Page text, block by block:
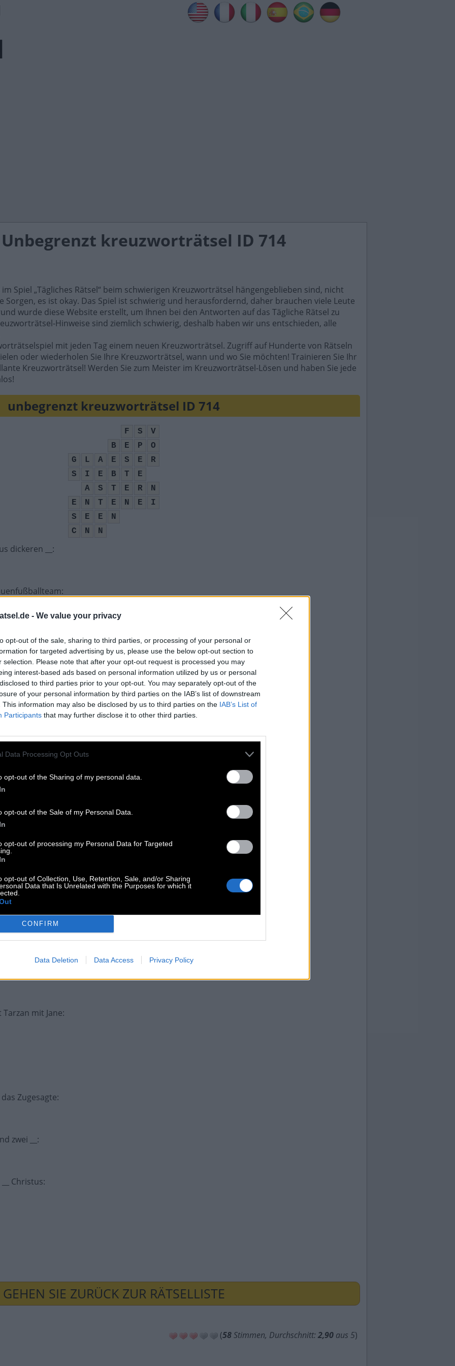
- We value your privacy
opt-out of the sale, sharing to third parties, or processing of your personal or
for targeted advertising by us, please use the below opt-out section to
selection. Please note that after your opt-out request is processed you may
interest-based ads based on personal information utilized by us or personal
to third parties prior to your opt-out. You may separately opt-out of the
of your personal information by third parties on the IAB’s list of downstream
This information may also be disclosed by us to third parties on the IAB’s List of
Participants that may further disclose it to other third parties.
Data Processing Opt Outs
opt-out of the Sharing of my personal data.
opt-out of the Sale of my Personal Data.
opt-out of processing my Personal Data for Targeted
opt-out of Collection, Use, Retention, Sale, and/or Sharing
Data that Is Unrelated with the Purposes for which it
CONFIRM
Data Deletion Data Access Privacy Policy
kreuzworträtsel ID 714
Spiel „Tägliches Rätsel“ beim schwierigen Kreuzworträtsel hängengeblieben sind, nicht
Sorgen, es ist okay. Das Spiel ist schwierig und herausfordernd, daher brauchen viele Leute
wurde diese Website erstellt, um Ihnen bei den Antworten auf das Tägliche Rätsel zu
Hinweise sind ziemlich schwierig, deshalb haben wir uns entschieden, alle
mit jeden Tag einem neuen Kreuzworträtsel. Zugriff auf Hunderte von Rätseln
oder wiederholen Sie Ihre Kreuzworträtsel, wann und wo Sie möchten! Trainieren Sie Ihr
Kreuzworträtsel! Werden Sie zum Meister im Kreuzworträtsel-Lösen und haben Sie jede
unbegrenzt kreuzworträtsel ID 714
F S
V
B
E P
O
G
L A E S E
R
S
I E B T
E
A
S T E R
N
E
N T E N E
I
S
E E
N
C
N N
dickeren __ :
:
:
__ Kreuz:
:
:
Sender:
Kurzform
mit Jane:
Zugesagte:
zwei __ :
Christus:
GEHEN SIE ZURÜCK ZUR RÄTSELLISTE
(58Stimmen, Durchschnitt: 2,90 aus 5)